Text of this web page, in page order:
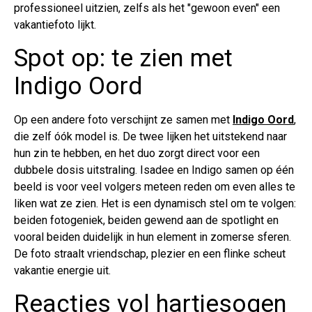
professioneel uitzien, zelfs als het "gewoon even" een
vakantiefoto lijkt.
Spot op: te zien met
Indigo Oord
Op een andere foto verschijnt ze samen met Indigo Oord,
die zelf óók model is. De twee lijken het uitstekend naar
hun zin te hebben, en het duo zorgt direct voor een
dubbele dosis uitstraling. Isadee en Indigo samen op één
beeld is voor veel volgers meteen reden om even alles te
liken wat ze zien. Het is een dynamisch stel om te volgen:
beiden fotogeniek, beiden gewend aan de spotlight en
vooral beiden duidelijk in hun element in zomerse sferen.
De foto straalt vriendschap, plezier en een flinke scheut
vakantie energie uit.
Reacties vol hartjesogen